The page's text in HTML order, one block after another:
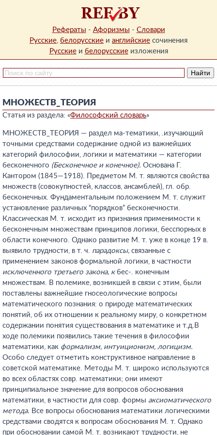
Рефераты - Афоризмы - Словари
Русские, белорусские и английские сочинения
Русскиеи белорусскиеизложения
МНОЖЕСТВ_ТЕОРИЯ
Статья из раздела: «Философский словарь»
МНОЖЕСТВ_ТЕОРИЯ — раздел ма-тематики, .изучающий
точными средствами содержание одной из важнейших
категорий философии, логики и математики — категории
бесконечного (Бесконечное и конечное). Основана Г.
Кантором (1845—1918). Предметом М. т. являются свойства
множеств (совокупностей, классов, ансамблей), гл. обр.
бесконечных. Фундаментальным положением М. т. служит
установление различных “порядков” бесконечности.
Классическая М. т. исходит из признания применимости к
бесконечным множествам принципов логики, бесспорных в
области конечного. Однако развитие М. т. уже в конце 19 в.
выявило трудности, в т. ч. парадоксы, связанные с
применением законов формальной логики, в частности
исключенного третьего закона, кбес-. конечным
множествам. В полемике, возникшей в связи с этим, были
поставлены важнейшие гносеологические вопросы
математического познания: о природе математических
понятий, об их отношении к реальному миру, о конкретном
содержании понятия существования в математике и т.д.В
ходе полемики появились такие течения в философии
математики, как формализм, интуиционизм, логицизм.
Особо следует отметить конструктивное направление в
советской математике. Методы М. т. широко используются
во всех областях совр. математики; они имеют
принципиальное значение для вопросов обоснования
математики, в частности для совр. формы аксиоматического
метода. Все вопросы обоснования математики логическими
средствами сводятся к вопросам обоснования М. т. Однако
при обосновании самой М. т. возникают трудности, не